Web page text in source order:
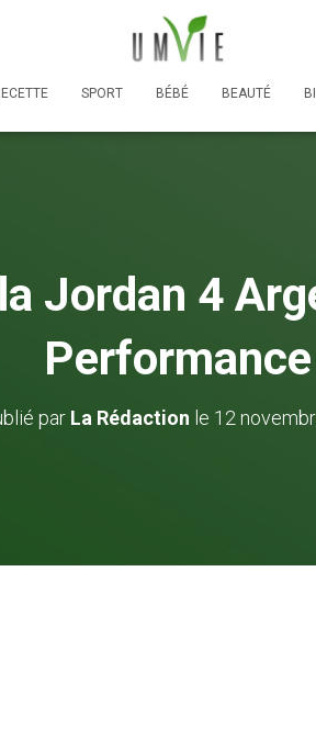
SPORT BÉBÉ BEAUTÉ
Jordan 4
Performance
par La Rédaction le 12